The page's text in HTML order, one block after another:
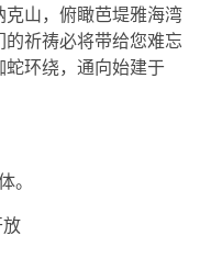
山，俯瞰芭堤雅海湾
祈祷必将带给您难忘
环绕，通向始建于
。